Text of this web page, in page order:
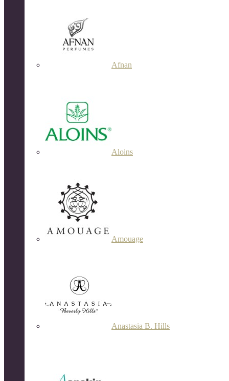
Afnan
Aloins
Amouage
Anastasia B. Hills